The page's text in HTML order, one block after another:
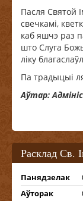
Пасля Святой
свечкамі,
каб яшчэ раз
што Слуга
ліку
Па традыцыі
Аўтар:
Расклад Св.
Панядзелак
Аўторак